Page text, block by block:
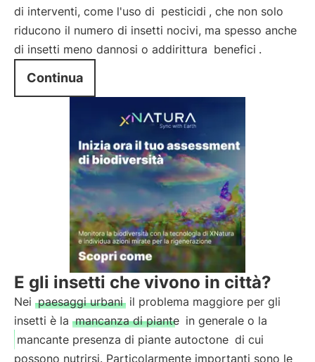
di interventi, come l'uso di pesticidi , che non solo
riducono il numero di insetti nocivi, ma spesso anche
di insetti meno dannosi o addirittura benefici .
Continua
E gli insetti che vivono in città?
Nei paesaggi urbani il problema maggiore per gli
insetti è la mancanza di piante in generale o la
mancante presenza di piante autoctone di cui
possono nutrirsi. Particolarmente importanti sono le